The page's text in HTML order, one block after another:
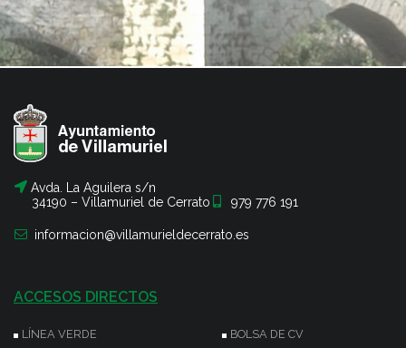
Avda. La Aguilera s/n
34190 – Villamuriel de Cerrato
979 776 191
informacion@villamurieldecerrato.es
ACCESOS DIRECTOS
LÍNEA VERDE BOLSA DE CV